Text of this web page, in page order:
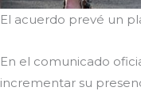
El acuerdo prevé un
En el comunicado
incrementar su